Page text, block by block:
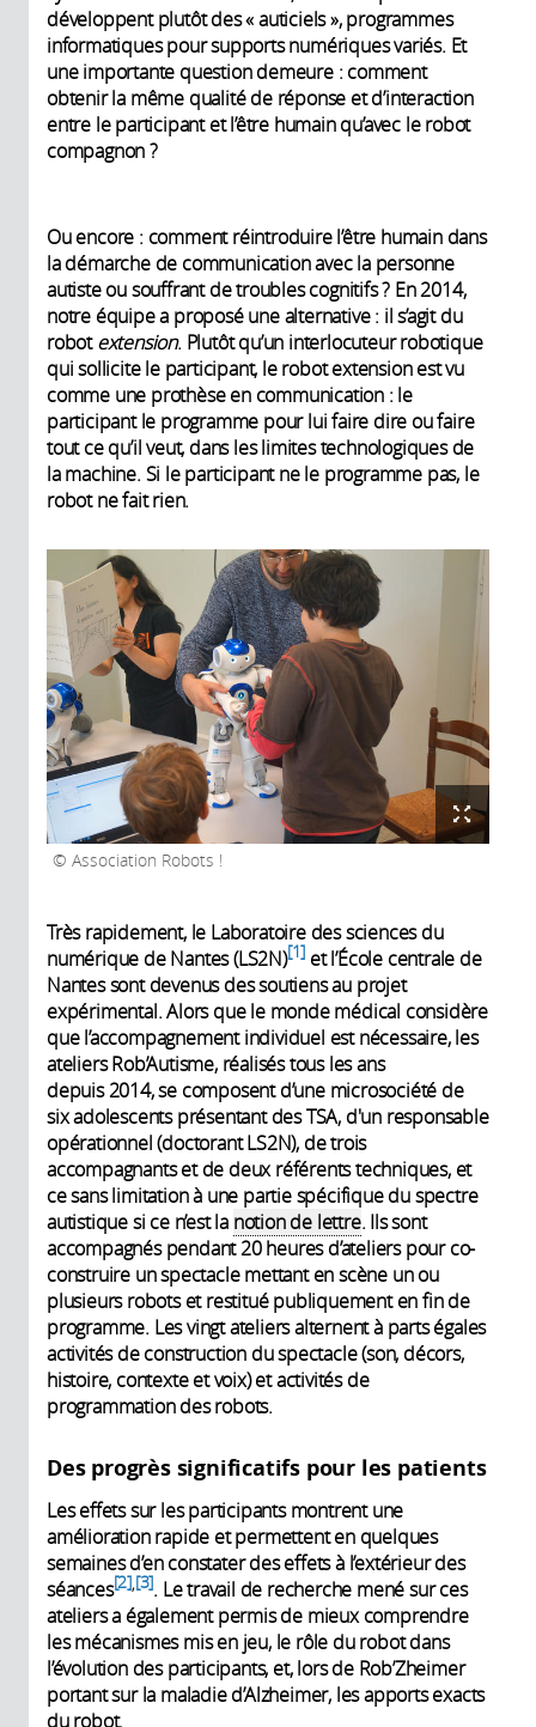
développent plutôt des « auticiels », programmes
informatiques pour supports numériques variés. Et
une importante question demeure : comment
obtenir la même qualité de réponse et d’interaction
entre le participant et l’être humain qu’avec le robot
compagnon ?
Ou encore : comment réintroduire l’être humain dans
la démarche de communication avec la personne
autiste ou souffrant de troubles cognitifs ? En 2014,
notre équipe a proposé une alternative : il s’agit du
robotextension. Plutôt qu’un interlocuteur robotique
qui sollicite le participant, le robot extension est vu
comme une prothèse en communication : le
participant le programme pour lui faire dire ou faire
tout ce qu’il veut, dans les limites technologiques de
la machine. Si le participant ne le programme pas, le
robot ne fait rien.
Association Robots !
Très rapidement, le Laboratoire des sciences du
numérique de Nantes (LS2N) 1 et l’École centrale de
Nantes sont devenus des soutiens au projet
expérimental. Alors que le monde médical considère
que l’accompagnement individuel est nécessaire, les
ateliers Rob’Autisme, réalisés tous les ans
depuis 2014, se composent d’une microsociété de
six adolescents présentant des TSA, d'un responsable
opérationnel (doctorant LS2N), de trois
accompagnants et de deux référents techniques, et
ce sans limitation à une partie spécifique du spectre
autistique si ce n’est la notion de lettre. Ils sont
accompagnés pendant 20 heures d’ateliers pour co-
construire un spectacle mettant en scène un ou
plusieurs robots et restitué publiquement en fin de
programme. Les vingt ateliers alternent à parts égales
activités de construction du spectacle (son, décors,
histoire, contexte et voix) et activités de
programmation des robots.
Des progrès significatifs pour les patients
Les effets sur les participants montrent une
amélioration rapide et permettent en quelques
semaines d’en constater des effets à l’extérieur des
séances 2 , 3 . Le travail de recherche mené sur ces
ateliers a également permis de mieux comprendre
les mécanismes mis en jeu, le rôle du robot dans
l’évolution des participants, et, lors de Rob’Zheimer
portant sur la maladie d’Alzheimer, les apports exacts
du robot.